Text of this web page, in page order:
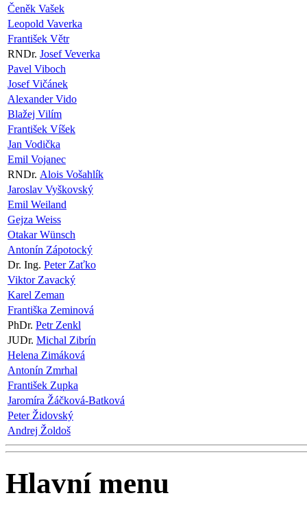
Čeněk Vašek
Leopold Vaverka
František Větr
RNDr. Josef Veverka
Pavel Viboch
Josef Vičánek
Alexander Vido
Blažej Vilím
František Víšek
Jan Vodička
Emil Vojanec
RNDr. Alois Vošahlík
Jaroslav Vyškovský
Emil Weiland
Gejza Weiss
Otakar Wünsch
Antonín Zápotocký
Dr. Ing. Peter Zaťko
Viktor Zavacký
Karel Zeman
Františka Zeminová
PhDr. Petr Zenkl
JUDr. Michal Zibrín
Helena Zimáková
Antonín Zmrhal
František Zupka
Jaromíra Žáčková-Batková
Peter Židovský
Andrej Žoldoš
Hlavní menu